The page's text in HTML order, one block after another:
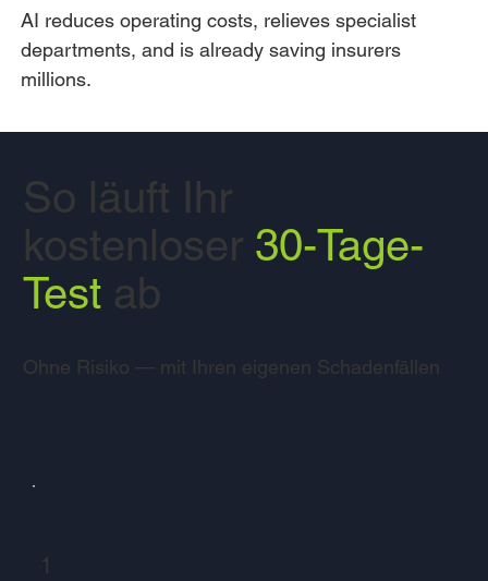
AI reduces operating costs, relieves specialist
departments, and is already saving insurers
millions.
Ohne Risiko — mit Ihren eigenen Schadenfällen
So läuft Ihr
kostenloser 30-Tage-
Test ab
1